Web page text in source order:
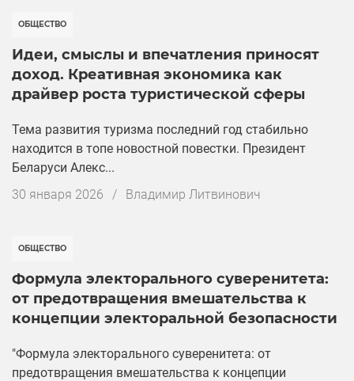
ОБЩЕСТВО
Идеи, смыслы и впечатления приносят
доход. Креативная экономика как
драйвер роста туристической сферы
Тема развития туризма последний год стабильно
находится в топе новостной повестки. Президент
Беларуси Алекс...
Дата
30 января 2026 / Владимир Литвинович
ОБЩЕСТВО
Формула электорального суверенитета:
от предотвращения вмешательства к
концепции электоральной безопасности
"Формула электорального суверенитета: от
предотвращения вмешательства к концепции